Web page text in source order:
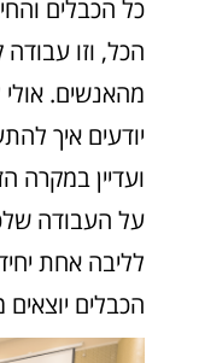
כל הכבלים
מהאנשים.
יודעים איך
ועדיין במקרה
על העבודה
לליבה אחת
הכבלים